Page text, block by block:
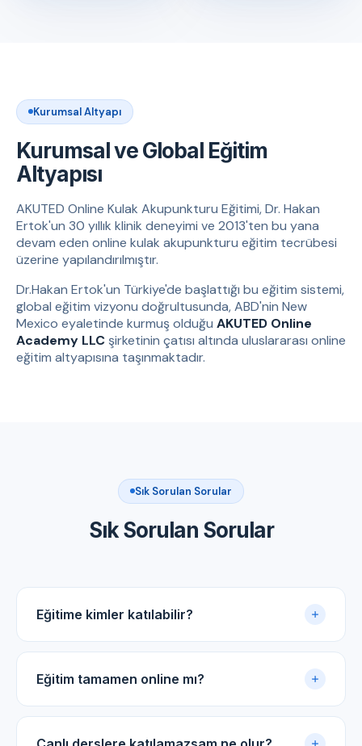
Kurumsal Altyapı
Kurumsal ve Global Eğitim
Altyapısı
AKUTED Online Kulak Akupunkturu Eğitimi, Dr. Hakan
Ertok'un 30 yıllık klinik deneyimi ve 2013'ten bu yana
devam eden online kulak akupunkturu eğitim tecrübesi
üzerine yapılandırılmıştır.
Dr.Hakan Ertok'un Türkiye'de başlattığı bu eğitim sistemi,
global eğitim vizyonu doğrultusunda, ABD'nin New
Mexico eyaletinde kurmuş olduğu AKUTED Online
Academy LLC şirketinin çatısı altında uluslararası online
eğitim altyapısına taşınmaktadır.
Sık Sorulan Sorular
Sık Sorulan Sorular
Eğitime kimler katılabilir?
Akupunktur uygulama sertifikasına sahip tüm tıp
doktorları ve diş hekimleri için uygundur.
Eğitim tamamen online mı?
Evet. Eğitim online panel üzerinden yürütülür. Canlı
dersler, kayıtlı video arşivi ve PDF ders notlarıyla